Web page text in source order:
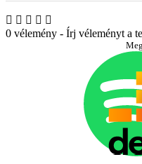
0 vélemény - Írj véleményt a